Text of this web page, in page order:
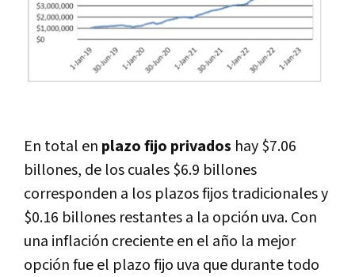
En total en plazo fijo privados hay $7.06
billones, de los cuales $6.9 billones
corresponden a los plazos fijos tradicionales y
$0.16 billones restantes a la opción uva. Con
una inflación creciente en el año la mejor
opción fue el plazo fijo uva que durante todo